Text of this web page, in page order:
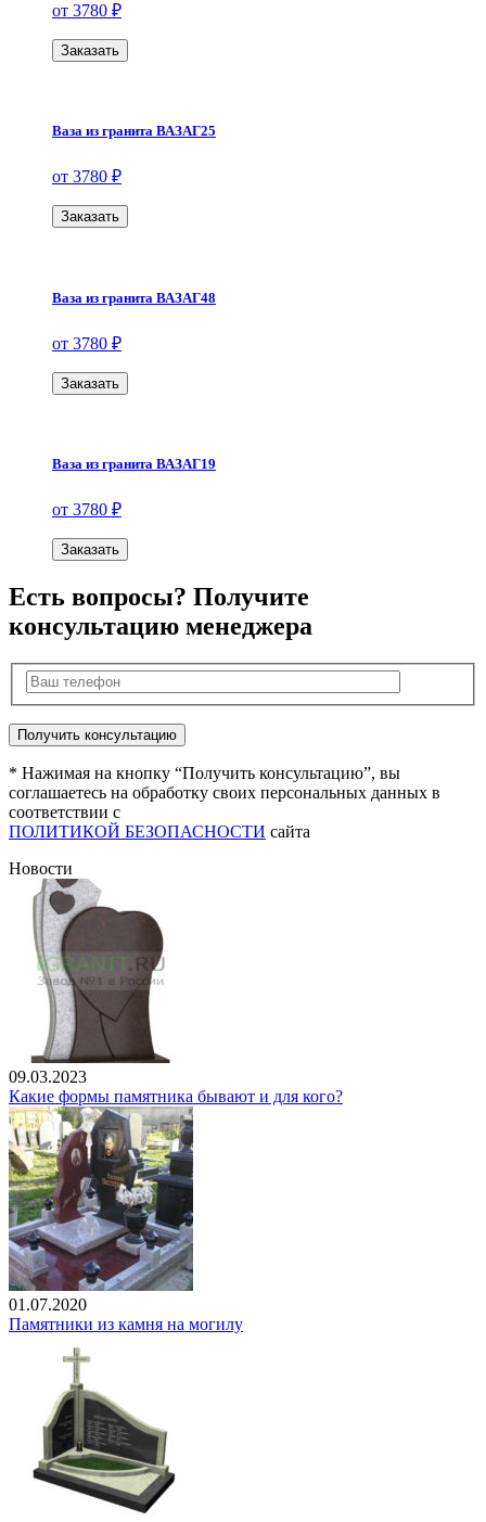
от 3780 ₽
Заказать
Ваза из гранита ВАЗАГ25
от 3780 ₽
Заказать
Ваза из гранита ВАЗАГ48
от 3780 ₽
Заказать
Ваза из гранита ВАЗАГ19
от 3780 ₽
Заказать
Есть вопросы? Получите
консультацию менеджера
* Нажимая на кнопку “Получить консультацию”, вы
соглашаетесь на обработку своих персональных данных в
соответствии с
ПОЛИТИКОЙ БЕЗОПАСНОСТИ сайта
Новости
09.03.2023
Какие формы памятника бывают и для кого?
01.07.2020
Памятники из камня на могилу